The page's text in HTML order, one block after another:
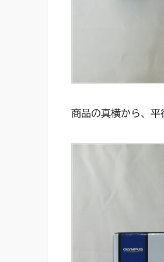
商品の真横から、平